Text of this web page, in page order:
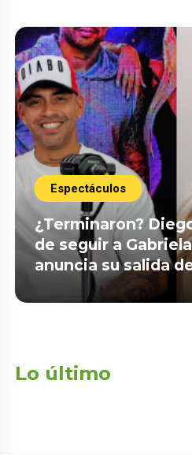
Espectáculos
¿Terminaron?
de seguir a
anuncia su salida
Lo último